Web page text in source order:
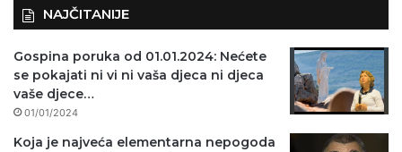
NAJČITANIJE
Gospina poruka od 01.01.2024: Nećete
se pokajati ni vi ni vaša djeca ni djeca
vaše djece…
01/01/2024
Koja je najveća elementarna nepogoda